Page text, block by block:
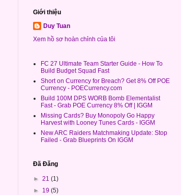
Giới thiệu
Duy Tuan
Xem hồ sơ hoàn chỉnh của tôi
FC 27 Ultimate Team Starter Guide - How To
Build Budget Squad Fast
Short on Currency for Breach? Get 8% Off POE
Currency - POECurrency.com
Build 100M DPS WORB Bomb Elementalist
Fast - Grab POE Currency 8% Off | IGGM
Missing Cards? Buy Monopoly Go Happy
Harvest with Looney Tunes Cards - IGGM
New ARC Raiders Matchmaking Update: Stop
Failed - Grab Blueprints On IGGM
Đã Đăng
► 21 (1)
► 19 (5)